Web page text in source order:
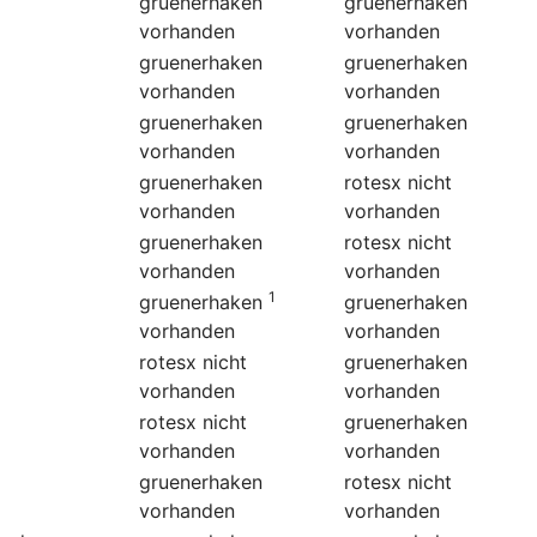
vorhanden
vorhanden
gruenerhaken
vorhanden
gruenerhaken
vorhanden
gruenerhaken
vorhanden
gruenerhaken
vorhanden
gruenerhaken
vorhanden
rotesx nicht
vorhanden
gruenerhaken
vorhanden
rotesx nicht
vorhanden
gruenerhaken 1
vorhanden
gruenerhaken
vorhanden
rotesx nicht
vorhanden
gruenerhaken
vorhanden
rotesx nicht
vorhanden
gruenerhaken
vorhanden
gruenerhaken
vorhanden
rotesx nicht
vorhanden